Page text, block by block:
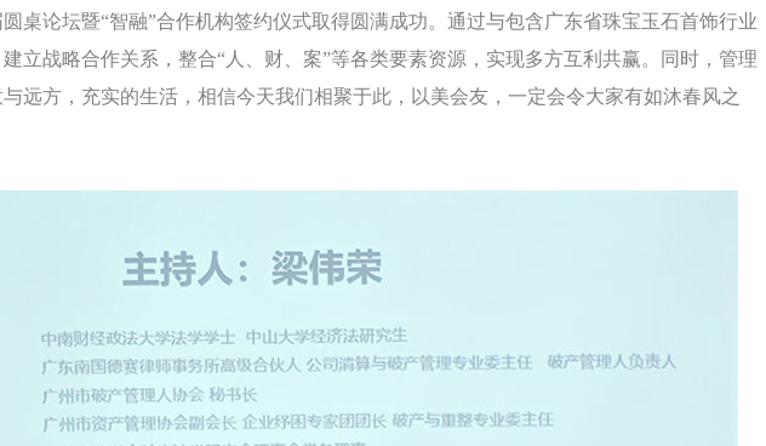
桌论坛暨“智融”合作机构签约仪式取得圆满成功。通过与包含广东省珠宝玉石首饰行业
立战略合作关系，整合“人、财、案”等各类要素资源，实现多方互利共赢。同时，管理
远方，充实的生活，相信今天我们相聚于此，以美会友，一定会令大家有如沐春风之